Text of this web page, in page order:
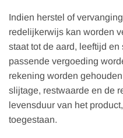
Indien herstel of
redelijkerwijs kan worden
staat tot de aard, leeftijd
passende vergoeding
rekening worden
slijtage, restwaarde en de
levensduur van het
toegestaan.